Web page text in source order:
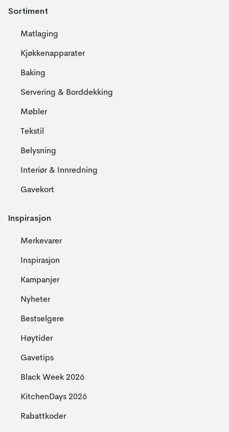
Sortiment
Matlaging
Kjøkkenapparater
Baking
Servering & Borddekking
Møbler
Tekstil
Belysning
Interiør & Innredning
Gavekort
Inspirasjon
Merkevarer
Inspirasjon
Kampanjer
Nyheter
Bestselgere
Høytider
Gavetips
Black Week 2026
KitchenDays 2026
Rabattkoder